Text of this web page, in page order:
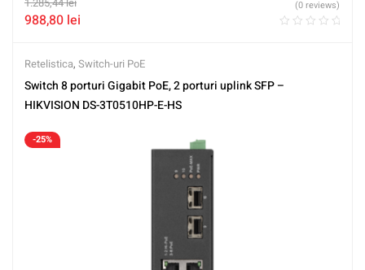
988,80 lei
(0 reviews)
Retelistica, Switch-uri PoE
Switch 8 porturi Gigabit PoE, 2 porturi uplink SFP –
HIKVISION DS-3T0510HP-E-HS
-25%